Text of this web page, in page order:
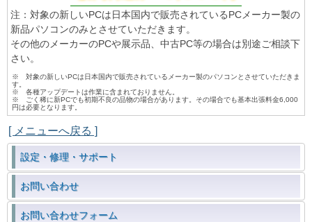
注：対象の新しいPCは日本国内で販売されているPCメーカー製の
新品パソコンのみとさせていただきます。
その他のメーカーのPCや展示品、中古PC等の場合は別途ご相談下
さい。
※ 対象の新しいPCは日本国内で販売されているメーカー製のパソコンとさせていただきま
す。
※ 各種アップデートは作業に含まれておりません。
※ ごく稀に新PCでも初期不良の品物の場合があります。その場合でも基本出張料金6,000
円は必要となります。
[ メニューへ戻る ]
設定・修理・サポート
お問い合わせ
お問い合わせフォーム